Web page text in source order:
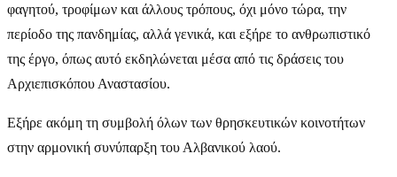
φαγητού, τροφίμων και άλλους τρόπους, όχι μόνο τώρα, την
περίοδο της πανδημίας, αλλά γενικά, και εξήρε το ανθρωπιστικό
της έργο, όπως αυτό εκδηλώνεται μέσα από τις δράσεις του
Αρχιεπισκόπου Αναστασίου.
Εξήρε ακόμη τη συμβολή όλων των θρησκευτικών κοινοτήτων
στην αρμονική συνύπαρξη του Αλβανικού λαού.